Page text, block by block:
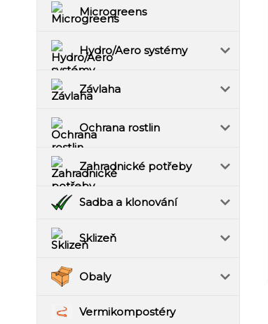
Microgreens
Hydro/Aero systémy
Závlaha
Ochrana rostlin
Zahradnické potřeby
Sadba a klonování
Sklizeň
Obaly
Vermikompostéry